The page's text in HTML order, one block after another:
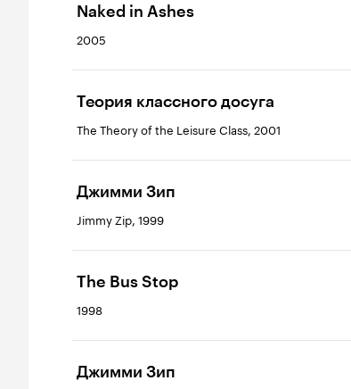
Naked in Ashes
2005
Теория классного досуга
The Theory of the Leisure Class, 2001
Джимми Зип
Jimmy Zip, 1999
The Bus Stop
1998
Джимми Зип